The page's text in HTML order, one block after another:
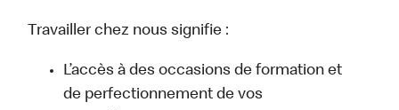
Travailler chez nous signifie :
L’accès à des occasions de formation et
de perfectionnement de vos